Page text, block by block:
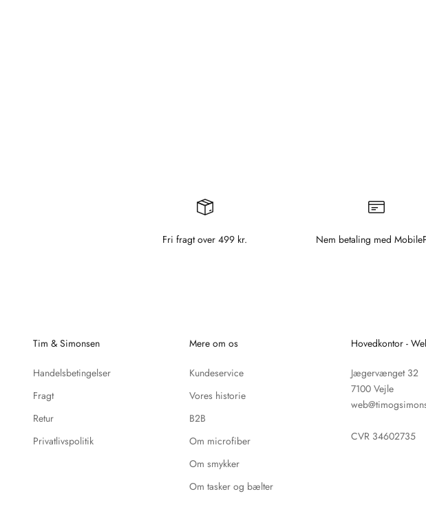
Fri fragt over 499 kr. Nem betaling med
Tim & Simonsen
Handelsbetingelser
Fragt
Retur
Privatlivspolitik
Mere om os
Kundeservice
Vores historie
B2B
Om microfiber
Om smykker
Om tasker og bælter
Hovedkontor -
Jægervænget 32
7100 Vejle
CVR 34602735